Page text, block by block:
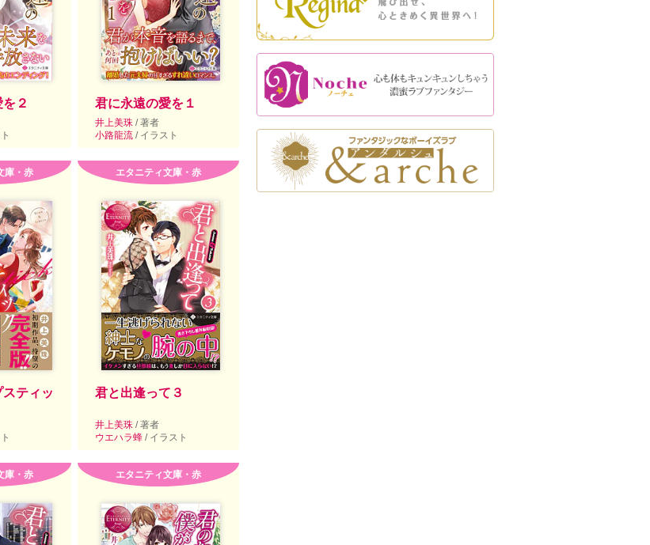
２ 君に永遠の愛を１
井上美珠 / 著者
小路龍流 / イラスト
庫・赤
ティッ
エタニティ文庫・赤
君と出逢って３
井上美珠 / 著者
ウエハラ蜂 / イラスト
庫・赤 エタニティ文庫・赤